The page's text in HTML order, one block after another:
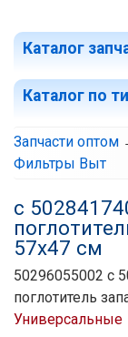
Каталог
Каталог по
Запчасти оптом
Фильтры Выт
с
57x47 см
50296055002 с
поглотитель
Универсальные